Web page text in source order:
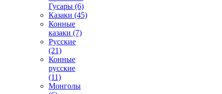
Гусары (6)
Казаки (45)
Конные
казаки (7)
Русские
(21)
Конные
русские
(11)
Монголы